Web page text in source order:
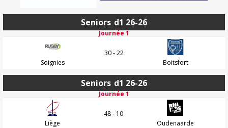
Seniors d1 26-26
Journée 1
Soignies
30 - 22
Boitsfort
Seniors d1 26-26
Journée 1
Liège
48 - 10
Oudenaarde